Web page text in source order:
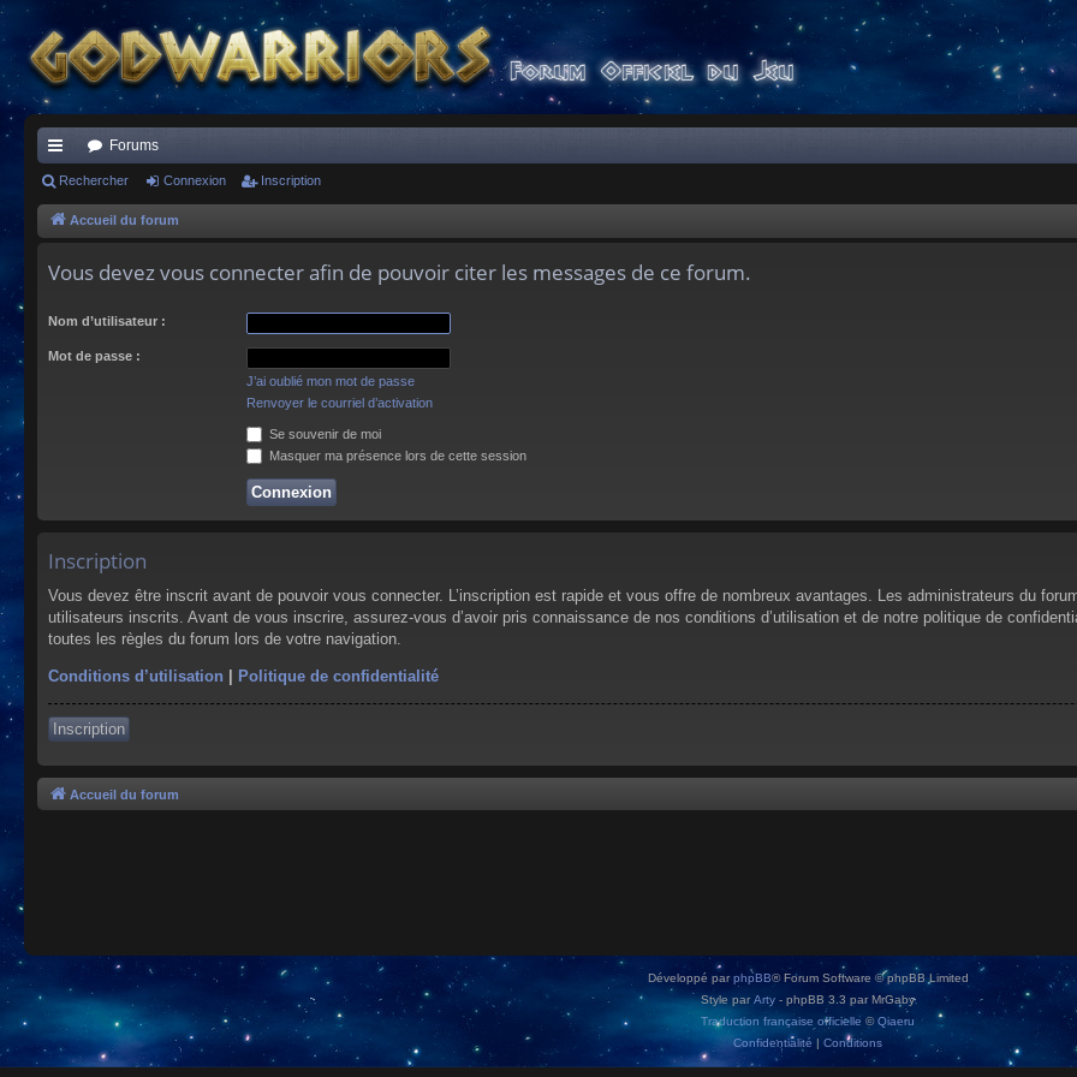
ac
co
s
Forums
Rechercher Connexion Inscription
Accueil du forum
Vous devez vous connecter afin de pouvoir citer les messages de ce forum.
Nom d’utilisateur :
Mot de passe :
J’ai oublié mon mot de passe
Renvoyer le courriel d’activation
Se souvenir de moi
Masquer ma présence lors de cette session
Inscription
Vous devez être inscrit avant de pouvoir vous connecter. L’inscription est rapide et vous offre de nombreux avantages. Les administrateurs du
utilisateurs inscrits. Avant de vous inscrire, assurez-vous d’avoir pris connaissance de nos conditions d’utilisation et de notre politique de
toutes les règles du forum lors de votre navigation.
Conditions d’utilisation | Politique de confidentialité
Inscription
Accueil du forum
Développé parphpBB® Forum Software © phpBB Limited
Style par Arty - phpBB 3.3 par MrGaby
Traduction française officielle ©Qiaeru
Confidentialité | Conditions